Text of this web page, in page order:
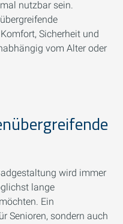
nutzbar sein.
Sicherheit und
vom Alter oder
wird immer
lange
Ein
Senioren, sondern auch